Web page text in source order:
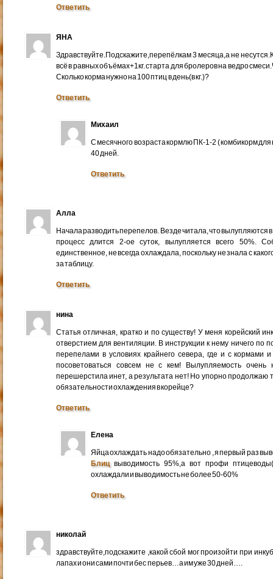
Ответить
ЯНА
Здравствуйте.Подскажите,перепёлкам 3 месяца,а не
всё в равных объёмах+1кг. старта для бролеров на ведро
Сколько корма нужно на 100 птиц в день(в кг.)?
Ответить
Михаил
С месячного возраста кормлю ПК-1-2 ( комбикорм
40 дней.
Ответить
Алла
Начала разводить перепелов. Везде читала, что вылупляются
процесс длится 2-ое суток, вылупляется всего 50%.
единственное, не всегда охлаждала, поскольку не знала с
за таблицу.
Ответить
нина
Статья отличная, кратко и по существу! У меня корейский
отверстием для вентиляции. В инструкции к нему ничего по
перепелами в условиях крайнего севера, где и с
посоветоваться совсем не с кем! Вылупляемость очень
перешерстила инет, а результата нет! Но упорно продолжаю
обязательности охлаждения в корейце?
Ответить
Елена
Яйца охлаждать надо обязательно , я первый раз
Блицвыводимость 95%,а вот профи
охлаждали и выводимость не более 50-60%
Ответить
николай
здравствуйте,подскажите ,какой сбой мог произойти при
лапах и они сами почти бес перьев…а им уже 30 дней….